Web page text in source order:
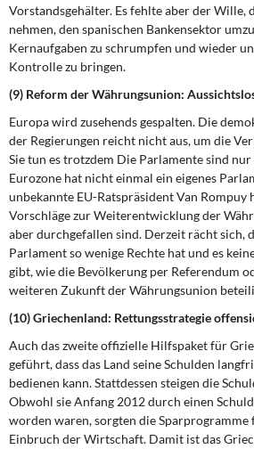
Vorstandsgehälter. Es fehlte aber der Wille,
nehmen, den spanischen Bankensektor
Kernaufgaben zu schrumpfen und wieder
Kontrolle zu bringen.
(9) Reform der Währungsunion:
Europa wird zusehends gespalten. Die
der Regierungen reicht nicht aus, um die
Sie tun es trotzdem Die Parlamente sind
Eurozone hat nicht einmal ein eigenes
unbekannte EU-Ratspräsident Van Rompuy
Vorschläge zur Weiterentwicklung der
aber durchgefallen sind. Derzeit rächt sich,
Parlament so wenige Rechte hat und es
gibt, wie die Bevölkerung per Referendum
weiteren Zukunft der Währungsunion
(10) Griechenland: Rettungsstrategie
Auch das zweite offizielle Hilfspaket für
geführt, dass das Land seine Schulden
bedienen kann. Stattdessen steigen die
Obwohl sie Anfang 2012 durch einen
worden waren, sorgten die
Einbruch der Wirtschaft. Damit ist das